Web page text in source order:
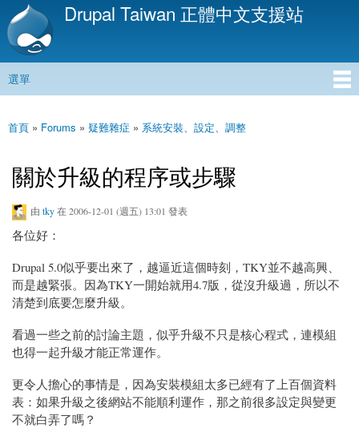
移
內
Drupal Taiwan 正體中文支援站
主選單
選單
您在這裡
首頁 » Forums » 疑難雜症 » 系統安裝、設定、調整
關於升級的程序或步驟
由 tky在 2006-12-01 (週五) 13:01 發表
各位好：
Drupal 5.0似乎要出來了，越逼近這個時刻，TKY並不越高興、
而是越緊張。因為TKY一開始就用4.7版，從沒升級過，所以不
清楚到底要怎麼升級。
看過一些之前的討論主題，似乎升級不只是核心程式，連模組
也得一起升級才能正常運作。
更令人擔心的事情是，因為安裝模組太多已經有了上百個資料
表：如果升級之後網站不能順利運作，那之前很多設定與變更
不就白弄了嗎？